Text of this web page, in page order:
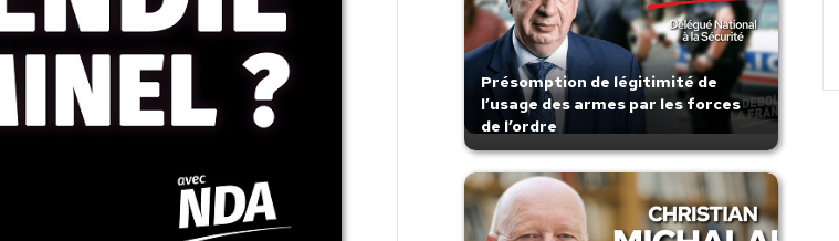
Présomption de légitimité de
l’usage des armes par les forces
de l’ordre